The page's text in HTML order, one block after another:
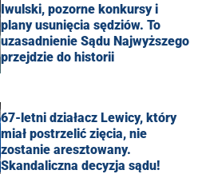
Iwulski, pozorne konkursy i
plany usunięcia sędziów. To
uzasadnienie Sądu Najwyższego
przejdzie do historii
67-letni działacz Lewicy, który
miał postrzelić zięcia, nie
zostanie aresztowany.
Skandaliczna decyzja sądu!